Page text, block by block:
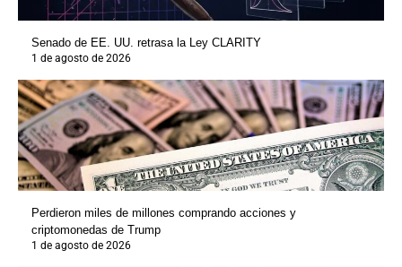
Senado de EE. UU. retrasa la Ley CLARITY
1 de agosto de 2026
Perdieron miles de millones comprando acciones y
criptomonedas de Trump
1 de agosto de 2026